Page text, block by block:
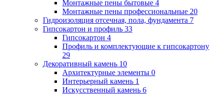
Монтажные пены бытовые 4
Монтажные пены профессиональные 20
Гидроизоляция отсечная, пола, фундамента 7
Гипсокартон и профиль 33
Гипсокартон 4
Профиль и комплектующие к гипсокартону
29
Декоративный камень 10
Архитектурные элементы 0
Интерьерный камень 1
Искусственный камень 6